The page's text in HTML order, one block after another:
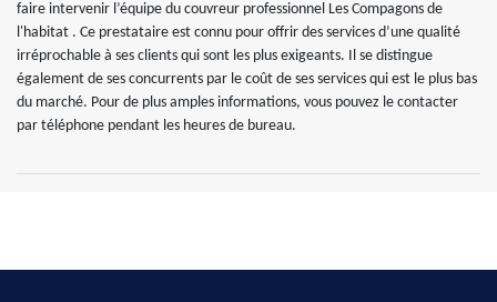
faire intervenir l’équipe du couvreur professionnel Les Compagons de
l'habitat . Ce prestataire est connu pour offrir des services d’une qualité
irréprochable à ses clients qui sont les plus exigeants. Il se distingue
également de ses concurrents par le coût de ses services qui est le plus bas
du marché. Pour de plus amples informations, vous pouvez le contacter
par téléphone pendant les heures de bureau.